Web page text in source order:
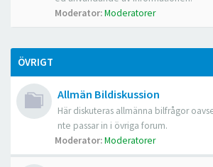
Moderator:Moderatorer
ÖVRIGT
Allmän Bildiskussion
Här diskuteras allmänna bilfrågor
nte passar in i övriga forum.
Moderator:Moderatorer